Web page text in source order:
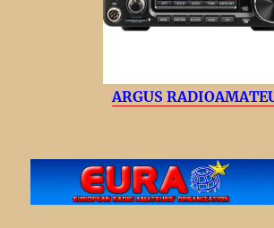
ARGUS